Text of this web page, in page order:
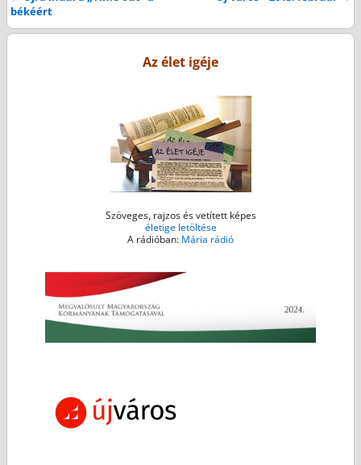
b
o
e
n
A
p
p
Bejegyzés navigáció
békéért
Az élet igéje
Szöveges, rajzos és vetített képes
életige letöltése
A rádióban: Mária rádió